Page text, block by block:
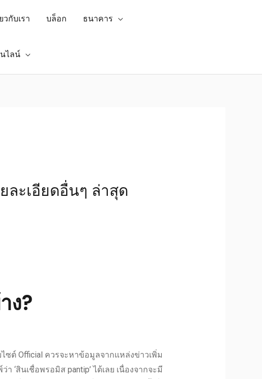
วกับเรา บล็อก ธนาคาร
ไลน์
ะเอียดอื่นๆ ล่าสุด
ง?
ไซต์ Official ควรจะหาข้อมูลจากแหล่งข่าวเพิ่ม
า ‘สินเชื่อพรอมิส pantip’ ได้เลย เนื่องจากจะมี